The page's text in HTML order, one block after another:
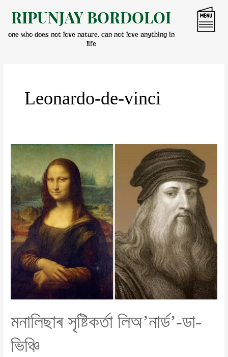
content
RIPUNJAY BORDOLOI
one who does not love nature, can not love anything in
life
Leonardo-de-vinci
মনালিছাৰ সৃষ্টিকৰ্তা লিঅ’নাৰ্ড’-ডা-
ভিঞ্চি
মনালিছাৰ
সৃষ্টিকৰ্তা
লিঅ’নাৰ্ড’-
ডা-
ভিঞ্চি